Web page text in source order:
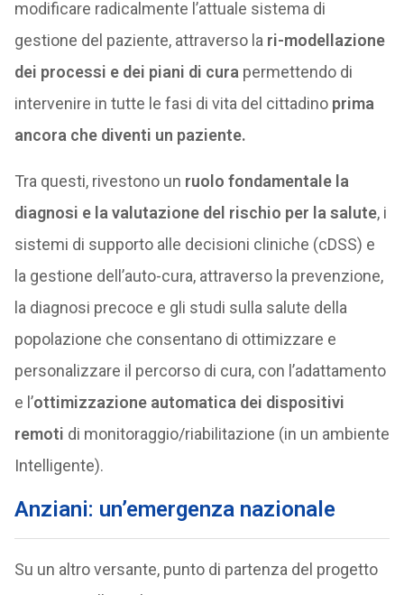
modificare radicalmente l’attuale sistema di
gestione del paziente, attraverso la ri-modellazione
dei processi e dei piani di cura permettendo di
intervenire in tutte le fasi di vita del cittadino prima
ancora che diventi un paziente.
Tra questi, rivestono un ruolo fondamentale la
diagnosi e la valutazione del rischio per la salute, i
sistemi di supporto alle decisioni cliniche (cDSS) e
la gestione dell’auto-cura, attraverso la prevenzione,
la diagnosi precoce e gli studi sulla salute della
popolazione che consentano di ottimizzare e
personalizzare il percorso di cura, con l’adattamento
e l’ottimizzazione automatica dei dispositivi
remoti di monitoraggio/riabilitazione (in un ambiente
Intelligente).
Anziani: un’emergenza nazionale
Su un altro versante, punto di partenza del progetto